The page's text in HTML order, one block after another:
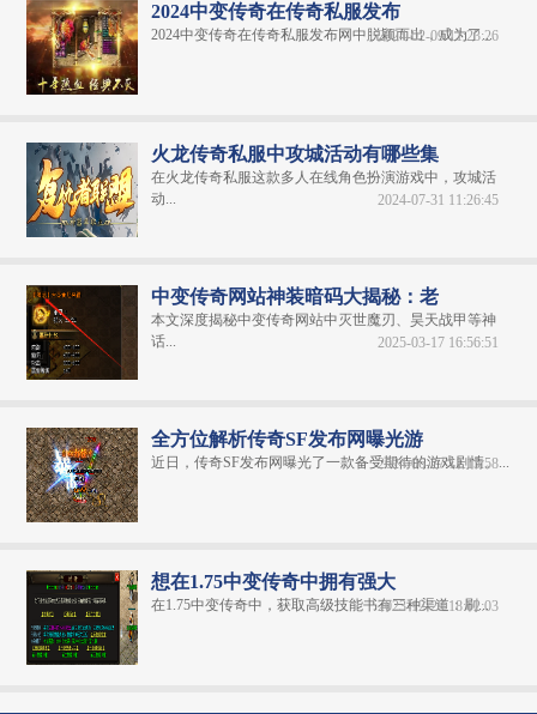
2024中变传奇在传奇私服发布
2024中变传奇在传奇私服发布网中脱颖而出，成为了...
2024-02-09 11:23:26
火龙传奇私服中攻城活动有哪些集
在火龙传奇私服这款多人在线角色扮演游戏中，攻城活
动...
2024-07-31 11:26:45
中变传奇网站神装暗码大揭秘：老
本文深度揭秘中变传奇网站中灭世魔刃、昊天战甲等神
话...
2025-03-17 16:56:51
全方位解析传奇SF发布网曝光游
近日，传奇SF发布网曝光了一款备受期待的游戏剧情。...
2024-06-27 11:15:58
想在1.75中变传奇中拥有强大
在1.75中变传奇中，获取高级技能书有三种渠道：刷...
2023-12-29 18:02:03